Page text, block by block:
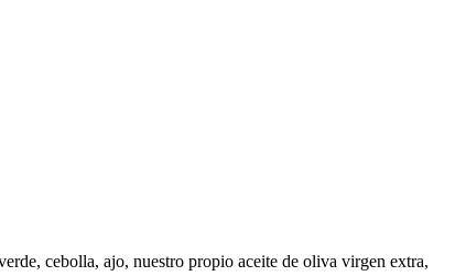
cebolla, ajo, nuestro propio aceite de oliva virgen extra,